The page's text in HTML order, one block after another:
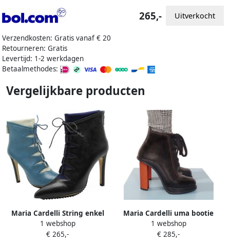
Verzendkosten: Gratis vanaf € 20
Retourneren: Gratis
Levertijd: 1-2 werkdagen
Betaalmethodes:
265,- Uitverkocht
Vergelijkbare producten
Maria Cardelli String enkel
laarzen Black
1 webshop
€ 265,-
Maria Cardelli uma bootie
1 webshop
€ 285,-